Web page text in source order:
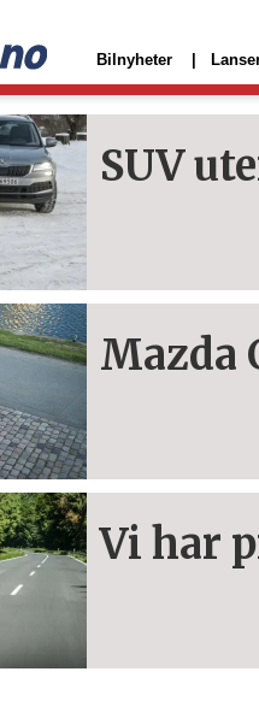
Bilnyheter
SUV
Mazda
Vi har